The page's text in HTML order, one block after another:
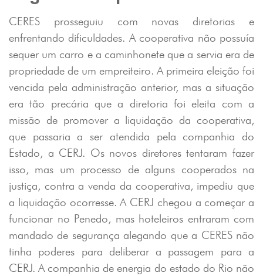
CERES prosseguiu com novas diretorias e
enfrentando dificuldades. A cooperativa não possuía
sequer um carro e a caminhonete que a servia era de
propriedade de um empreiteiro. A primeira eleição foi
vencida pela administração anterior, mas a situação
era tão precária que a diretoria foi eleita com a
missão de promover a liquidação da cooperativa,
que passaria a ser atendida pela companhia do
Estado, a CERJ. Os novos diretores tentaram fazer
isso, mas um processo de alguns cooperados na
justiça, contra a venda da cooperativa, impediu que
a liquidação ocorresse. A CERJ chegou a começar a
funcionar no Penedo, mas hoteleiros entraram com
mandado de segurança alegando que a CERES não
tinha poderes para deliberar a passagem para a
CERJ. A companhia de energia do estado do Rio não